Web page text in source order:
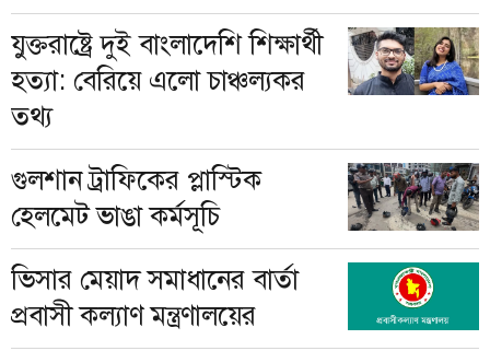
যুক্তরাষ্ট্রে দুই বাংলাদেশি শিক্ষার্থী
হত্যা: বেরিয়ে এলো চাঞ্চল্যকর
তথ্য
গুলশান ট্রাফিকের প্লাস্টিক
হেলমেট ভাঙা কর্মসূচি
ভিসার মেয়াদ সমাধানের বার্তা
প্রবাসী কল্যাণ মন্ত্রণালয়ের